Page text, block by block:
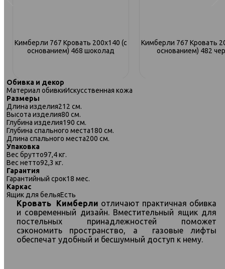
Кимберли 767 Кровать 200х140 (с
основанием) 468 шоколад
Кимберли 767 Кровать
основанием) 482
Кимберли 767 Кровать 200х140 (с
основанием) 698 светло-серый
(Malmo 90)
Кимберли 767 Кровать
основанием) 486
Обивка и декор
Материал обивкиИскусственная кожа
Размеры
Длина изделия212 см.
Высота изделия80 см.
Глубина изделия190 см.
Глубина спального места180 см.
Длина спального места200 см.
Упаковка
Вес брутто97,4 кг.
Вес нетто92,3 кг.
Гарантия
Гарантийный срок18 мес.
Каркас
Ящик для бельяЕсть
Кровать Кимберли отличают практичная обивка
и современный дизайн. Вместительный ящик для
постельных принадлежностей поможет
сэкономить пространство, а газовые лифты
обеспечат удобный и бесшумный доступ к нему.